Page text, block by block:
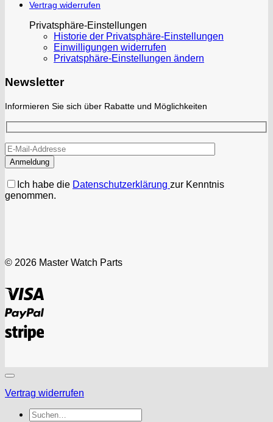
Vertrag widerrufen
Privatsphäre-Einstellungen
Historie der Privatsphäre-Einstellungen
Einwilligungen widerrufen
Privatsphäre-Einstellungen ändern
Newsletter
Informieren Sie sich über Rabatte und Möglichkeiten
Ich habe die Datenschutzerklärung zur Kenntnis
genommen.
© 2026 Master Watch Parts
PayPal
Stripe
Vertrag widerrufen
Suchen